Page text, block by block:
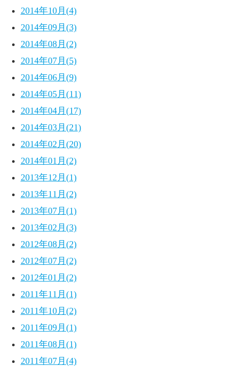
2014年10月(4)
2014年09月(3)
2014年08月(2)
2014年07月(5)
2014年06月(9)
2014年05月(11)
2014年04月(17)
2014年03月(21)
2014年02月(20)
2014年01月(2)
2013年12月(1)
2013年11月(2)
2013年07月(1)
2013年02月(3)
2012年08月(2)
2012年07月(2)
2012年01月(2)
2011年11月(1)
2011年10月(2)
2011年09月(1)
2011年08月(1)
2011年07月(4)